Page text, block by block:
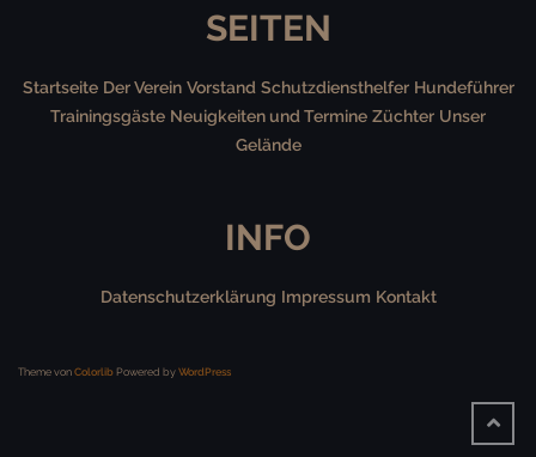
SEITEN
Startseite Der Verein Vorstand Schutzdiensthelfer Hundeführer
Trainingsgäste Neuigkeiten und Termine Züchter Unser
Gelände
INFO
Datenschutzerklärung Impressum Kontakt
Theme von Colorlib Powered by WordPress